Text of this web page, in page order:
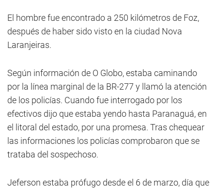
El hombre fue encontrado a 250 kilómetros de Foz,
después de haber sido visto en la ciudad Nova
Laranjeiras.
Según información de O Globo, estaba caminando
por la línea marginal de la BR-277 y llamó la atención
de los policías. Cuando fue interrogado por los
efectivos dijo que estaba yendo hasta Paranaguá, en
el litoral del estado, por una promesa. Tras chequear
las informaciones los policías comprobaron que se
trataba del sospechoso.
Jeferson estaba prófugo desde el 6 de marzo, día que